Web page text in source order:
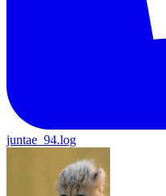
juntae_94.log